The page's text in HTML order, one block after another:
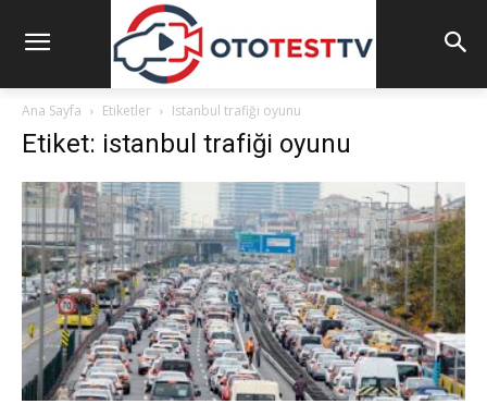
Ana Sayfa Etiketler Istanbul trafiği oyunu
Etiket: istanbul trafiği oyunu